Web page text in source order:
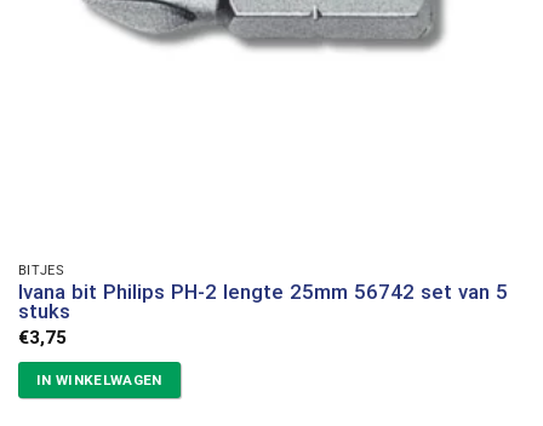
BITJES
Ivana bit Philips PH-2 lengte 25mm 56742 set van 5
stuks
€3,75
IN WINKELWAGEN